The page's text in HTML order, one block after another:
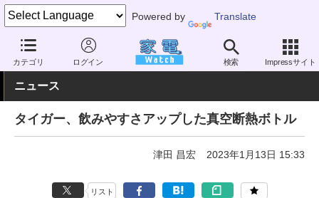
Powered by Translate
カテゴリ ログイン 検索 Impressサイト
家電 Watch その他・家電 雑貨 雑貨（一般）
ニュース
タイガー、飲みやすさアップした真空断熱ボトル
津田 昌宏 2023年1月13日 15:33
リスト